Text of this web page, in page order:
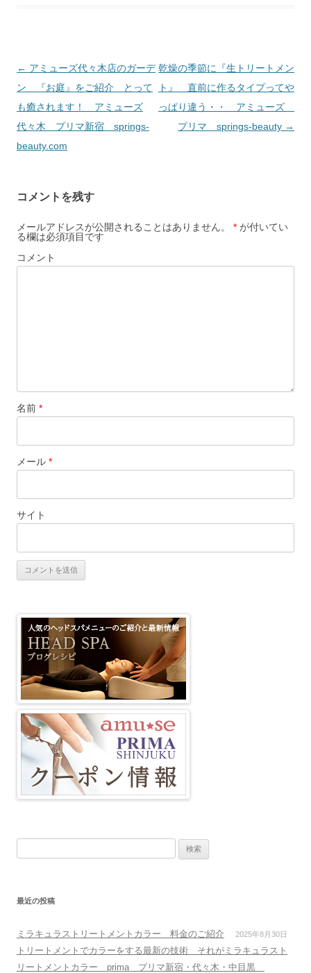
投
稿
ナ
ビ
ゲ
ョ
ン
← アミューズ代々木店のガーデ
ン 『お庭』をご紹介 とって
も癒されます！ アミューズ
代々木 プリマ新宿 springs-
beauty.com
乾燥の季節に『生トリートメン
ト』 直前に作るタイプってや
っぱり違う・・ アミューズ
プリマ springs-beauty →
コメントを残す
メールアドレスが公開されることはありません。 * が付いてい
る欄は必須項目です
コメント
名前 *
メール *
サイト
最近の投稿
ミラキュラストリートメントカラー 料金のご紹介 2025年8月30日
トリートメントでカラーをする最新の技術 それがミラキュラスト
リートメントカラー prima プリマ新宿・代々木・中目黒